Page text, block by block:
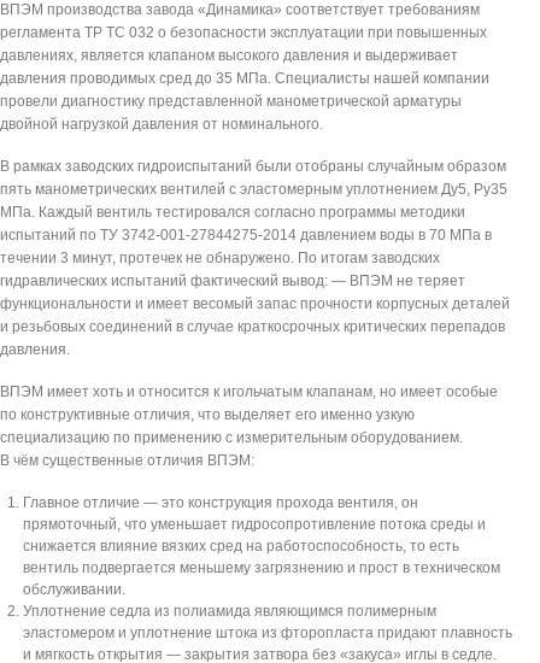
ВПЭМ производства завода «Динамика» соответствует требованиям
регламента ТР ТС 032 о безопасности эксплуатации при повышенных
давлениях, является клапаном высокого давления и выдерживает
давления проводимых сред до 35 МПа. Специалисты нашей компании
провели диагностику представленной манометрической арматуры
двойной нагрузкой давления от номинального.
В рамках заводских гидроиспытаний были отобраны случайным образом
пять манометрических вентилей с эластомерным уплотнением Ду5, Ру35
МПа. Каждый вентиль тестировался согласно программы методики
испытаний по ТУ 3742-001-27844275-2014 давлением воды в 70 МПа в
течении 3 минут, протечек не обнаружено. По итогам заводских
гидравлических испытаний фактический вывод: — ВПЭМ не теряет
функциональности и имеет весомый запас прочности корпусных деталей
и резьбовых соединений в случае краткосрочных критических перепадов
давления.
ВПЭМ имеет хоть и относится к игольчатым клапанам, но имеет особые
по конструктивные отличия, что выделяет его именно узкую
специализацию по применению с измерительным оборудованием.
В чём существенные отличия ВПЭМ:
Главное отличие — это конструкция прохода вентиля, он
прямоточный, что уменьшает гидросопротивление потока среды и
снижается влияние вязких сред на работоспособность, то есть
вентиль подвергается меньшему загрязнению и прост в техническом
обслуживании.
Уплотнение седла из полиамида являющимся полимерным
эластомером и уплотнение штока из фторопласта придают плавность
и мягкость открытия — закрытия затвора без «закуса» иглы в седле.